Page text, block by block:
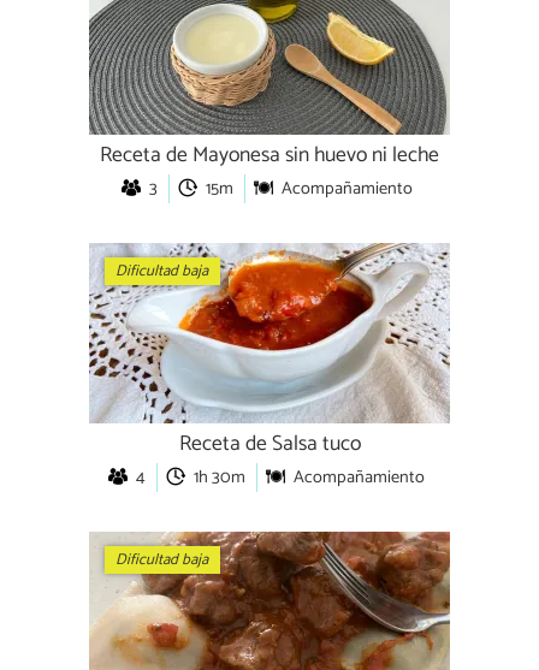
Receta de Mayonesa sin huevo ni leche
3 15m Acompañamiento
Dificultad baja
Receta de Salsa tuco
4 1h 30m Acompañamiento
Dificultad baja